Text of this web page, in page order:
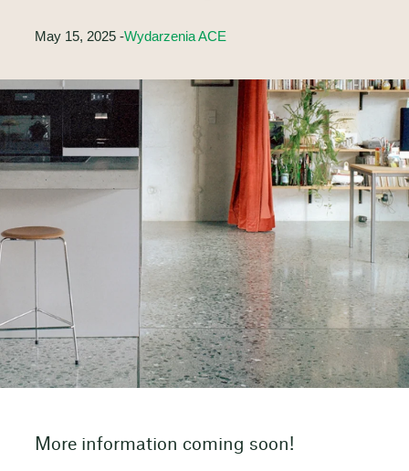
May 15, 2025 -Wydarzenia ACE
More information coming soon!